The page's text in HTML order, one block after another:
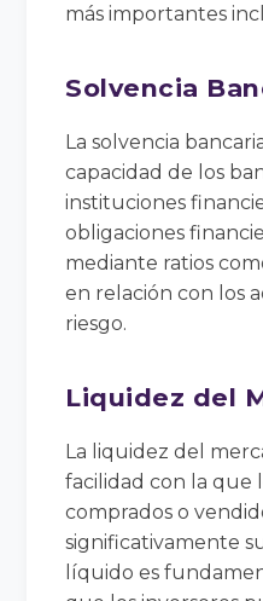
más importantes
Solvencia
La solvencia
capacidad de los
instituciones
obligaciones
mediante ratios
en relación con los
riesgo.
Liquidez del
La liquidez del
facilidad con la que
comprados o
significativamente
líquido es